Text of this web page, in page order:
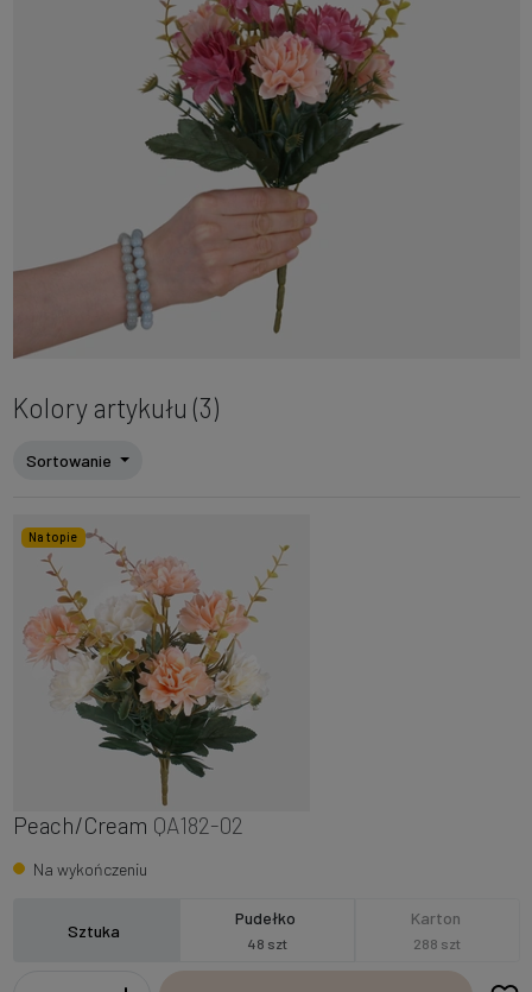
Kolory artykułu (3)
Sortowanie
Na topie
Peach/Cream QA182-02
Na wykończeniu
Sztuka
Pudełko
48 szt
Karton
288 szt